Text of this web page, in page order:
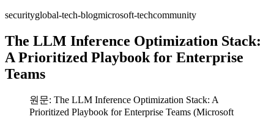
securityglobal-tech-blogmicrosoft-techcommunity
The LLM Inference Optimization Stack:
A Prioritized Playbook for Enterprise
Teams
원문: The LLM Inference Optimization Stack: A
Prioritized Playbook for Enterprise Teams (Microsoft